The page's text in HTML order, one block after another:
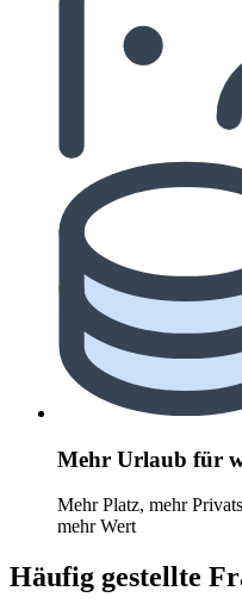
Mehr Urlaub für
Mehr Platz, mehr
mehr Wert
Häufig gestellte